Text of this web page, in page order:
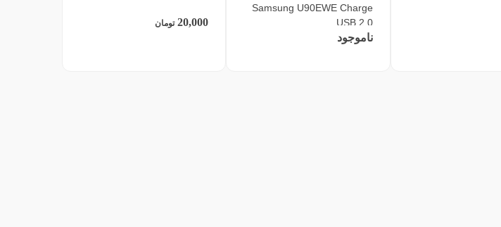
Samsung U90EWE Charge
USB 2.0
ناموجود
20,000 تومان